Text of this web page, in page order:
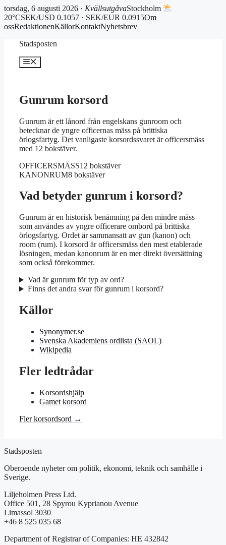
torsdag, 6 augusti 2026 · KvällsutgåvaStockholm
20°CSEK/USD 0.1057 · SEK/EUR 0.0915Om
ossRedaktionenKällorKontaktNyhetsbrev
Stadsposten
Meny
Gunrum korsord
Gunrum är ett lånord från engelskans gunroom och
betecknar de yngre officernas mäss på brittiska
örlogsfartyg. Det vanligaste korsordssvaret är officersmäss
med 12 bokstäver.
OFFICERSMÄSS12 bokstäver
KANONRUM8 bokstäver
Vad betyder gunrum i korsord?
Gunrum är en historisk benämning på den mindre mäss
som användes av yngre officerare ombord på brittiska
örlogsfartyg. Ordet är sammansatt av gun (kanon) och
room (rum). I korsord är officersmäss den mest etablerade
lösningen, medan kanonrum är en mer direkt översättning
som också förekommer.
Vad är gunrum för typ av ord?
Finns det andra svar för gunrum i korsord?
Källor
Synonymer.se
Svenska Akademiens ordlista (SAOL)
Wikipedia
Fler ledtrådar
Korsordshjälp
Gamet korsord
Fler korsordsord →
Stadsposten
Oberoende nyheter om politik, ekonomi, teknik och samhälle i
Sverige.
Liljeholmen Press Ltd.
Office 501, 28 Spyrou Kyprianou Avenue
Limassol 3030
+46 8 525 035 68
Department of Registrar of Companies: HE 432842